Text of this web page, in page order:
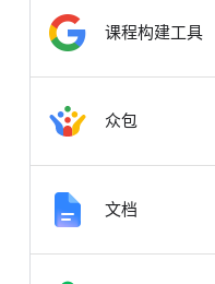
课程构建工具
众包
文档